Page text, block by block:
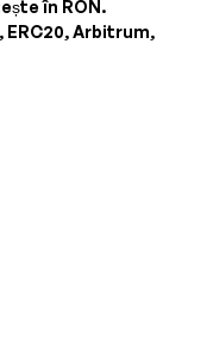
în RON .
ERC20, Arbitrum,